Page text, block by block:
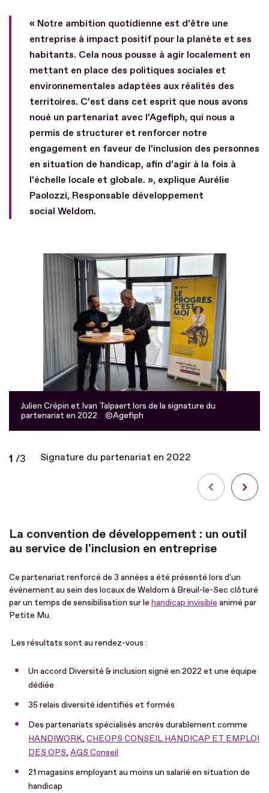
« Notre ambition quotidienne est d’être une
entreprise à impact positif pour la planète et ses
habitants. Cela nous pousse à agir localement en
mettant en place des politiques sociales et
environnementales adaptées aux réalités des
territoires. C’est dans cet esprit que nous avons
noué un partenariat avec l’Agefiph, qui nous a
permis de structurer et renforcer notre
engagement en faveur de l’inclusion des personnes
en situation de handicap, afin d’agir à la fois à
l’échelle locale et globale. », explique Aurélie
Paolozzi, Responsable développement
social Weldom.
Fichier
Julien Crépin et Ivan Talpaert lors de la signature du
partenariat en 2022
Agefiph
Signature du partenariat en 2022
Diapo
1 /sur
3
La convention de développement : un outil
au service de l'inclusion en entreprise
Ce partenariat renforcé de 3 années a été présenté lors d'un
événement au sein des locaux de Weldom à Breuil-le-Sec clôturé
par un temps de sensibilisation sur le handicap invisible animé par
Petite Mu.
Les résultats sont au rendez-vous :
Un accord Diversité & inclusion signé en 2022 et une équipe
dédiée
35 relais diversité identifiés et formés
Des partenariats spécialisés ancrés durablement comme
HANDIWORK, CHEOPS CONSEIL HANDICAP ET EMPLOI
DES OPS, AGS Conseil
21 magasins employant au moins un salarié en situation de
handicap